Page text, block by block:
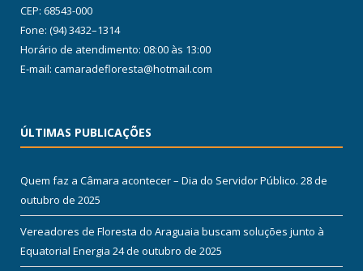
CEP: 68543-000
Fone: (94) 3432–1314
Horário de atendimento: 08:00 às 13:00
E-mail: camaradefloresta@hotmail.com
ÚLTIMAS PUBLICAÇÕES
Quem faz a Câmara acontecer – Dia do Servidor Público. 28 de
outubro de 2025
Vereadores de Floresta do Araguaia buscam soluções junto à
Equatorial Energia 24 de outubro de 2025